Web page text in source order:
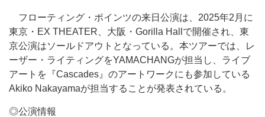
フローティング・ポインツの来日公演は、2025年2月に
東京・EX THEATER、大阪・Gorilla Hallで開催され、東
京公演はソールドアウトとなっている。本ツアーでは、レ
ーザー・ライティングをYAMACHANGが担当し、ライブ
アートを『Cascades』のアートワークにも参加している
Akiko Nakayamaが担当することが発表されている。
◎公演情報